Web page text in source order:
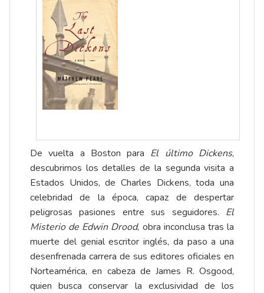
De vuelta a Boston para El último Dickens,
descubrimos los detalles de la segunda visita a
Estados Unidos, de Charles Dickens, toda una
celebridad de la época, capaz de despertar
peligrosas pasiones entre sus seguidores. El
Misterio de Edwin Drood, obra inconclusa tras la
muerte del genial escritor inglés, da paso a una
desenfrenada carrera de sus editores oficiales en
Norteamérica, en cabeza de James R. Osgood,
quien busca conservar la exclusividad de los